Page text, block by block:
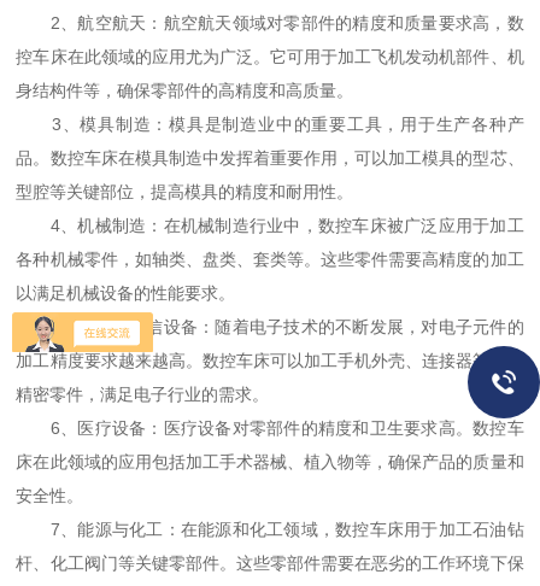
2、航空航天：航空航天领域对零部件的精度和质量要求高，数
控车床在此领域的应用尤为广泛。它可用于加工飞机发动机部件、机
身结构件等，确保零部件的高精度和高质量。
3、模具制造：模具是制造业中的重要工具，用于生产各种产
品。数控车床在模具制造中发挥着重要作用，可以加工模具的型芯、
型腔等关键部位，提高模具的精度和耐用性。
4、机械制造：在机械制造行业中，数控车床被广泛应用于加工
各种机械零件，如轴类、盘类、套类等。这些零件需要高精度的加工
以满足机械设备的性能要求。
5、电子与通信设备：随着电子技术的不断发展，对电子元件的
加工精度要求越来越高。数控车床可以加工手机外壳、连接器等小型
精密零件，满足电子行业的需求。
6、医疗设备：医疗设备对零部件的精度和卫生要求高。数控车
床在此领域的应用包括加工手术器械、植入物等，确保产品的质量和
安全性。
7、能源与化工：在能源和化工领域，数控车床用于加工石油钻
杆、化工阀门等关键零部件。这些零部件需要在恶劣的工作环境下保